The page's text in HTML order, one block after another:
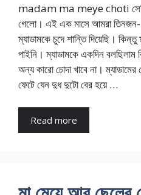
madam ma meye choti
গেলো। এই এক মাসে আমরা তিনজন-
ম্যাডামকে চুদে শান্তি দিয়েছি।
পাইনি। ম্যাডামকে একদিন বলছিলাম
অন্য কারো চোদা খাবে না। ম্যাডামের
ফেটে যেন দুধ দুটো বের হয়ে …
Read more